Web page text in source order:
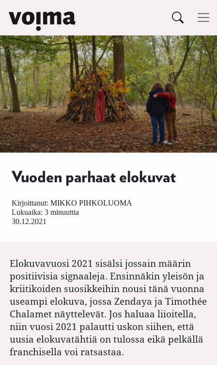
Siirry sisältöön
Päävalikko
Vuoden parhaat elokuvat
30.12.2021
Kirjoittanut: MIKKO PIHKOLUOMA
Lukuaika: 3 minuuttia
Elokuvavuosi 2021 sisälsi jossain määrin
positiivisia signaaleja. Ensinnäkin yleisön ja
kriitikoiden suosikkeihin nousi tänä vuonna
useampi elokuva, jossa Zendaya ja Timothée
Chalamet näyttelevät. Jos haluaa liioitella,
niin vuosi 2021 palautti uskon siihen, että
uusia elokuvatähtiä on tulossa eikä pelkällä
franchisella voi ratsastaa.